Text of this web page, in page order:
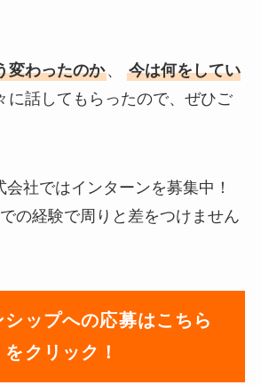
変わったのか、 今は何をしてい
に話してもらったので、ぜひご
社ではインターンを募集中！
の経験で周りと差をつけません
ップへの応募はこちら
をクリック！